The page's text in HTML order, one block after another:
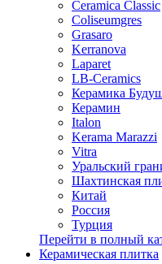
Ceramica Classic
Coliseumgres
Grasaro
Kerranova
Laparet
LB-Ceramics
Керамика
Керамин
Italon
Kerama Marazzi
Vitra
Уральский
Шахтинская
Китай
Россия
Турция
Перейти в полный
Керамическая плитка